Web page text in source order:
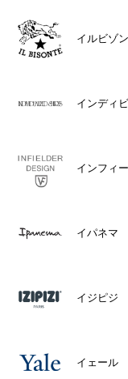
イルビゾ
インディ
インフィ
イパネマ
イジピジ
イェール